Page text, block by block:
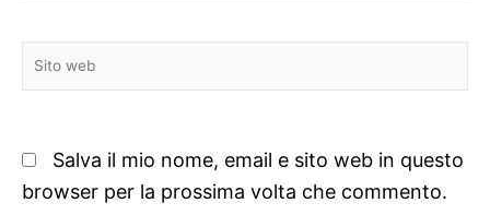
Sito
web
Salva il mio nome, email e sito web in questo
browser per la prossima volta che commento.